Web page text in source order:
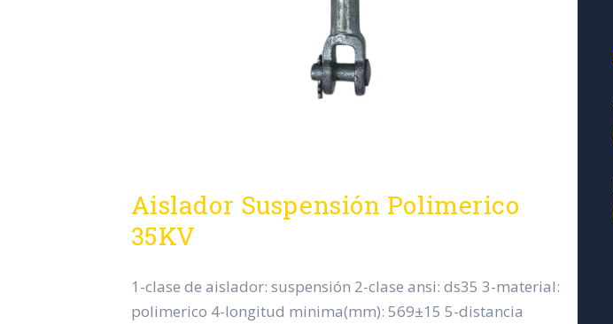
Aislador Suspensión Polimerico
35KV
1-clase de aislador: suspensión 2-clase ansi: ds35 3-material:
polimerico 4-longitud minima(mm): 569±15 5-distancia